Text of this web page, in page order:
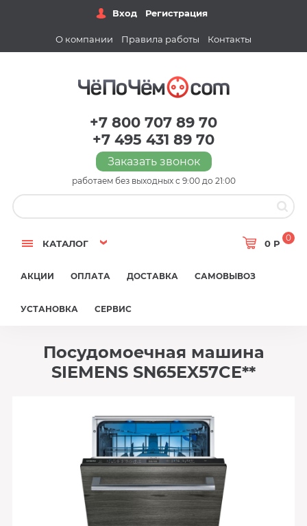
Вход Регистрация
О компании Правила работы Контакты
+7 800 707 89 70
+7 495 431 89 70
Заказать звонок
работаем без выходных с 9:00 до 21:00
КАТАЛОГ 0 Р
0
АКЦИИ ОПЛАТА ДОСТАВКА САМОВЫВОЗ
УСТАНОВКА СЕРВИС
Посудомоечная машина
SIEMENS SN65EX57CE**